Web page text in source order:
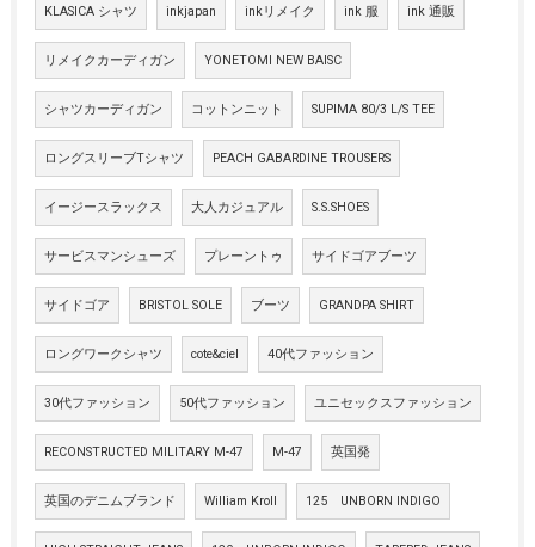
KLASICA シャツ inkjapan inkリメイク ink 服 ink 通販
リメイクカーディガン YONETOMI NEW BAISC
シャツカーディガン コットンニット SUPIMA 80/3 L/S TEE
ロングスリーブTシャツ PEACH GABARDINE TROUSERS
イージースラックス 大人カジュアル S.S.SHOES
サービスマンシューズ プレーントゥ サイドゴアブーツ
サイドゴア BRISTOL SOLE ブーツ GRANDPA SHIRT
ロングワークシャツ cote&ciel 40代ファッション
30代ファッション 50代ファッション ユニセックスファッション
RECONSTRUCTED MILITARY M-47 M-47 英国発
英国のデニムブランド William Kroll 125 UNBORN INDIGO